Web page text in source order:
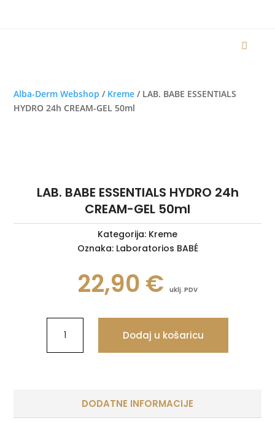
Alba-Derm Webshop / Kreme / LAB. BABE ESSENTIALS
HYDRO 24h CREAM-GEL 50ml
LAB. BABE ESSENTIALS HYDRO 24h
CREAM-GEL 50ml
Kategorija: Kreme
Oznaka: Laboratorios BABÉ
22,90 € uklj. PDV
Dodaj u košaricu
DODATNE INFORMACIJE